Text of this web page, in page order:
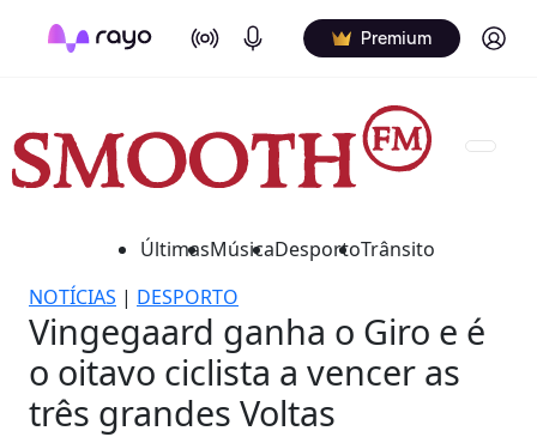
On Air Podcasts Premium Log in
ÚltimasMúsicaDesportoTrânsito
NOTÍCIAS | DESPORTO
Vingegaard ganha o Giro e é
o oitavo ciclista a vencer as
três grandes Voltas